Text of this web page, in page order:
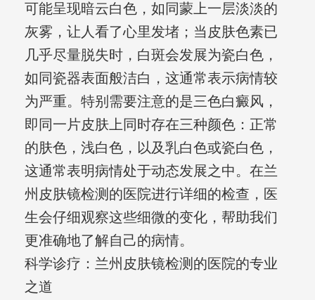
可能呈现暗云白色，如同蒙上一层淡淡的
灰雾，让人看了心里发堵；当皮肤色素已
几乎尽量脱失时，白斑会发展为瓷白色，
如同瓷器表面般洁白，这通常表示病情较
为严重。特别需要注意的是三色白癜风，
即同一片皮肤上同时存在三种颜色：正常
的肤色，浅白色，以及乳白色或瓷白色，
这通常表明病情处于动态发展之中。在兰
州皮肤镜检测的医院进行详细的检查，医
生会仔细观察这些细微的变化，帮助我们
更准确地了解自己的病情。
科学诊疗：兰州皮肤镜检测的医院的专业
之道